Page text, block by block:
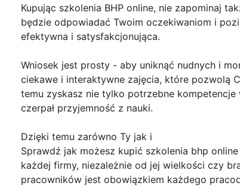
Kupując szkolenia BHP online, nie zapominaj
będzie odpowiadać Twoim oczekiwaniom i
efektywna i satysfakcjonująca.
Wniosek jest prosty - aby uniknąć nudnych i
ciekawe i interaktywne zajęcia, które pozwolą
temu zyskasz nie tylko potrzebne
czerpał przyjemność z nauki.
Dzięki temu zarówno Ty jak i
Sprawdź jak możesz kupić szkolenia bhp
każdej firmy, niezależnie od jej wielkości czy
pracowników jest obowiązkiem każdego